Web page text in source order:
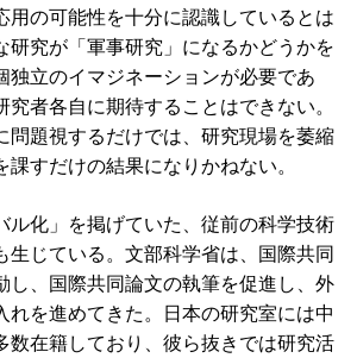
用の可能性を十分に認識しているとは
研究が「軍事研究」になるかどうかを
独立のイマジネーションが必要であ
究者各自に期待することはできない。
問題視するだけでは、研究現場を萎縮
課すだけの結果になりかねない。
化」を掲げていた、従前の科学技術
生じている。文部科学省は、国際共同
し、国際共同論文の執筆を促進し、外
れを進めてきた。日本の研究室には中
数在籍しており、彼ら抜きでは研究活